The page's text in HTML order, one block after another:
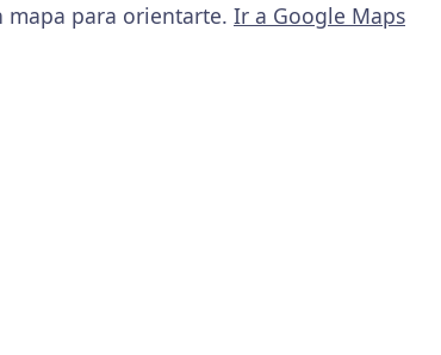
mapa para orientarte. Ir a Google Maps